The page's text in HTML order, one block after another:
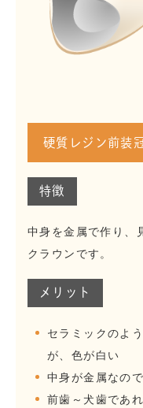
硬質レジン前装
特徴
中身を金属で作り、
クラウンです。
メリット
セラミックのよ
が、色が白い
中身が金属なの
前歯～犬歯であ